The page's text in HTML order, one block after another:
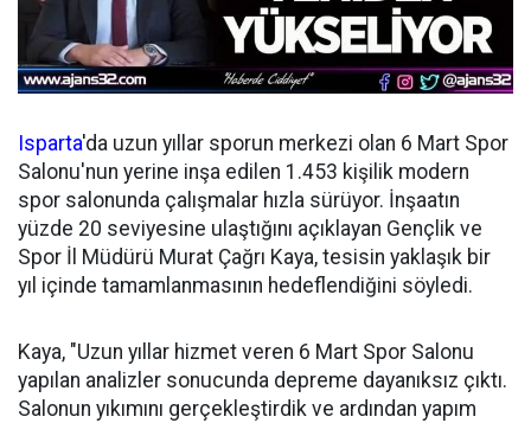
Isparta'da uzun yıllar sporun merkezi olan 6 Mart Spor
Salonu'nun yerine inşa edilen 1.453 kişilik modern
spor salonunda çalışmalar hızla sürüyor. İnşaatın
yüzde 20 seviyesine ulaştığını açıklayan Gençlik ve
Spor İl Müdürü Murat Çağrı Kaya, tesisin yaklaşık bir
yıl içinde tamamlanmasının hedeflendiğini söyledi.
Kaya, "Uzun yıllar hizmet veren 6 Mart Spor Salonu
yapılan analizler sonucunda depreme dayanıksız çıktı.
Salonun yıkımını gerçekleştirdik ve ardından yapım